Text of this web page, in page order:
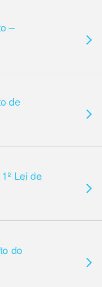
–
de
Lei de
do